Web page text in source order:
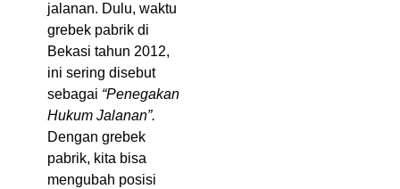
jalanan. Dulu, waktu
grebek pabrik di
Bekasi tahun 2012,
ini sering disebut
sebagai “Penegakan
Hukum Jalanan”.
Dengan grebek
pabrik, kita bisa
mengubah posisi